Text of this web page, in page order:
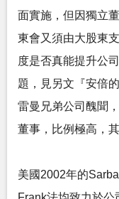
面實施，但因獨立
東會又須由大股東
度是否真能提升公
題，見另文『安倍
雷曼兄弟公司醜聞
董事，比例極高，
美國2002年的